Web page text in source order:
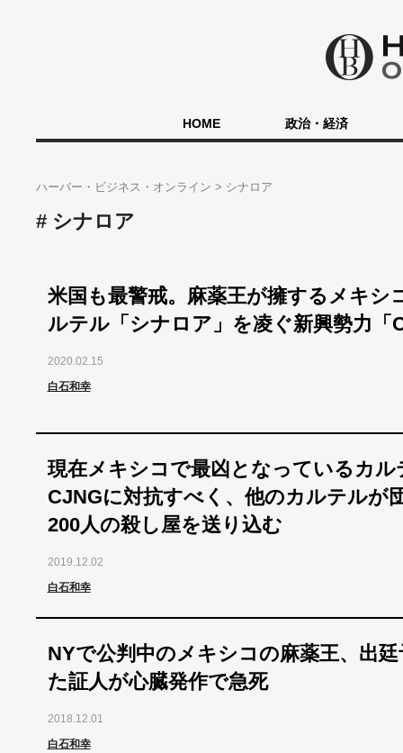
HOME 政治・経済
ハーバー・ビジネス・オンライン シナロア
シナロア
米国も最警戒。麻薬王が擁するメキシ
ルテル「シナロア」を凌ぐ新興勢力「
2020.02.15
白石和幸
現在メキシコで最凶となっているカル
CJNGに対抗すべく、他のカルテルが
200人の殺し屋を送り込む
2019.12.02
白石和幸
NYで公判中のメキシコの麻薬王、出
た証人が心臓発作で急死
2018.12.01
白石和幸